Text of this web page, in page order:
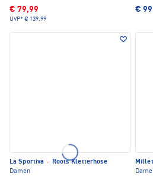
€ 79,99
UVP* € 139,99
€
La Sportiva ·
Roots Kletterhose
Damen
Millet